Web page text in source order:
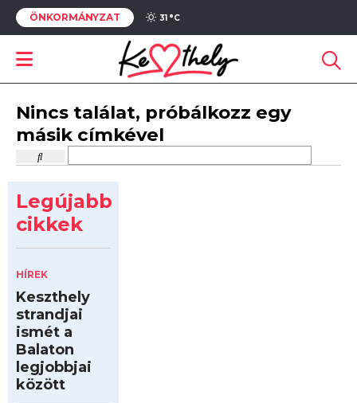
ÖNKORMÁNYZAT 31 °C
Nincs találat, próbálkozz egy
másik címkével
Legújabb
cikkek
HÍREK
Keszthely
strandjai
ismét a
Balaton
legjobbjai
között